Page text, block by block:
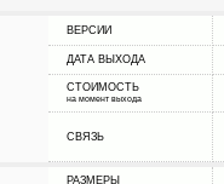
ВЕРСИИ
ДАТА ВЫХОДА
СТОИМОСТЬ
на момент выхода
СВЯЗЬ
РАЗМЕРЫ